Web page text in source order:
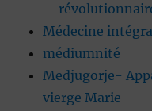
Médecine
médiumnité
Medjugorje-
vierge Marie